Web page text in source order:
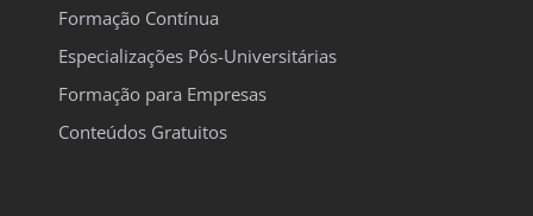
Formação Contínua
Especializações Pós-Universitárias
Formação para Empresas
Conteúdos Gratuitos